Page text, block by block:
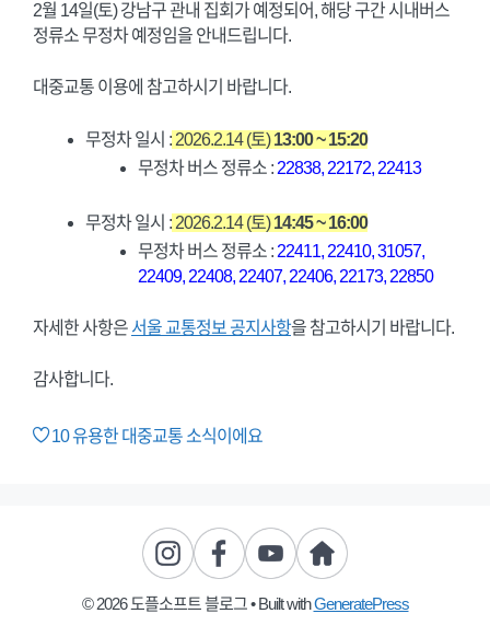
2월 14일(토) 강남구 관내 집회가 예정되어, 해당 구간 시내버스
정류소 무정차 예정임을 안내드립니다.
대중교통 이용에 참고하시기 바랍니다.
무정차 일시 : 2026.2.14 (토)13:00 ~ 15:20
무정차 버스 정류소 : 22838, 22172, 22413
무정차 일시 : 2026.2.14 (토)14:45 ~ 16:00
무정차 버스 정류소 : 22411, 22410, 31057,
22409, 22408, 22407, 22406, 22173, 22850
자세한 사항은 서울 교통정보 공지사항을 참고하시기 바랍니다.
감사합니다.
10유용한 대중교통 소식이에요
© 2026 도플소프트 블로그• Built withGeneratePress